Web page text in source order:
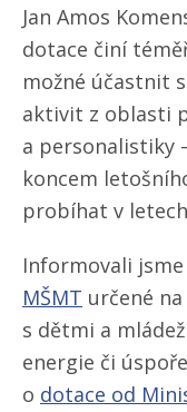
Jan Amos
dotace činí
možné účastnit
aktivit z oblasti
a personalistiky
koncem
probíhat v letech
Informovali
MŠMT určené
s dětmi a
energie či
o dotace od